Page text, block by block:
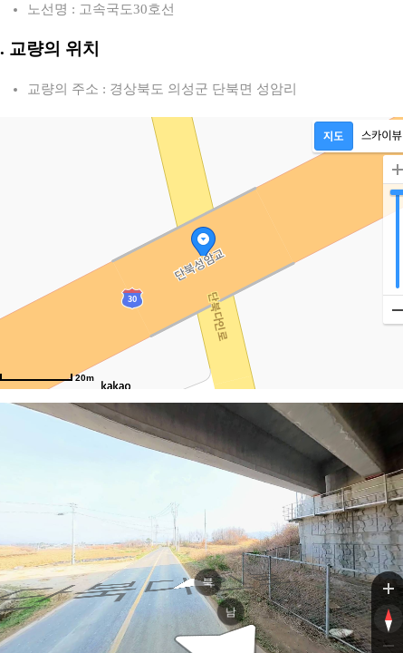
노선명 : 고속국도30호선
교량의 위치
교량의 주소 : 경상북도 의성군 단북면 성암리
20m
다인로
다인로
북
남